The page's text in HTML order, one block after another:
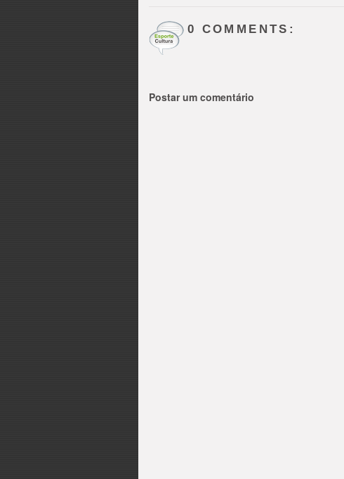
0 COMMENTS:
Postar um comentário